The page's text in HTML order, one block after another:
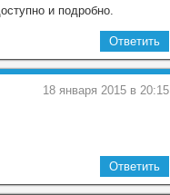
и подробно.
Ответить
18 января 2015 в 20:15
Ответить